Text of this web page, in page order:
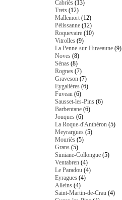
Cabriès (13)
Trets (12)
Mallemort (12)
Pélissanne (12)
Roquevaire (10)
Vitrolles (9)
La Penne-sur-Huveaune (9)
Noves (8)
Sénas (8)
Rognes (7)
Graveson (7)
Eygalières (6)
Fuveau (6)
Sausset-les-Pins (6)
Barbentane (6)
Jouques (6)
La Roque-d'Anthéron (5)
Meyrargues (5)
Mouriès (5)
Grans (5)
Simiane-Collongue (5)
Ventabren (4)
Le Paradou (4)
Eyragues (4)
Alleins (4)
Saint-Martin-de-Crau (4)